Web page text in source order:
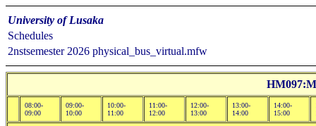
University of Lusaka
Schedules
2nstsemester 2026 physical_bus_virtual.mfw
08:00-
09:00
09:00-
10:00
10:00-
11:00
11:00-
12:00
12:00-
13:00
13:00-
14:00
14:00-
15:00